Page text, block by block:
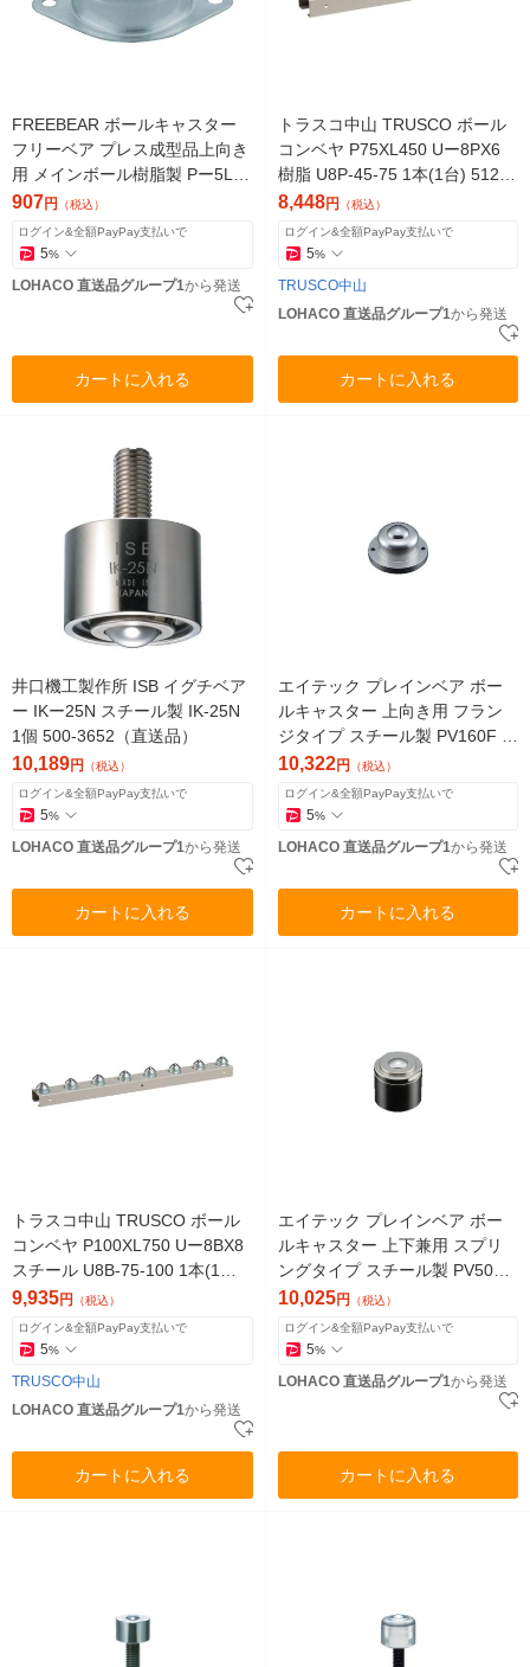
FREEBEAR ボールキャスター
フリーベア プレス成型品上向き
用 メインボール樹脂製 Pー5L P
-5L-5 1個（直送品）
907円 （税込）
ログイン&全額PayPay支払いで
5%
LOHACO 直送品グループ1から発送
カートに入れる
トラスコ中山 TRUSCO ボール
コンベヤ P75XL450 Uー8PX6
樹脂 U8P-45-75 1本(1台) 512-3
232（直送品）
8,448円 （税込）
ログイン&全額PayPay支払いで
5%
TRUSCO中山
LOHACO 直送品グループ1から発送
カートに入れる
井口機工製作所 ISB イグチベア
ー IKー25N スチール製 IK-25N
1個 500-3652（直送品）
10,189円 （税込）
ログイン&全額PayPay支払いで
5%
LOHACO 直送品グループ1から発送
カートに入れる
エイテック プレインベア ボー
ルキャスター 上向き用 フラン
ジタイプ スチール製 PV160F 許
容荷重300kg 1個 856-0258（直
送品）
10,322円 （税込）
ログイン&全額PayPay支払いで
5%
LOHACO 直送品グループ1から発送
カートに入れる
トラスコ中山 TRUSCO ボール
コンベヤ P100XL750 Uー8BX8
スチール U8B-75-100 1本(1台)
512-3186（直送品）
9,935円 （税込）
ログイン&全額PayPay支払いで
5%
TRUSCO中山
LOHACO 直送品グループ1から発送
カートに入れる
エイテック プレインベア ボー
ルキャスター 上下兼用 スプリ
ングタイプ スチール製 PV50C
許容荷重50kg 1個 856-0292
（直送品）
10,025円 （税込）
ログイン&全額PayPay支払いで
5%
LOHACO 直送品グループ1から発送
カートに入れる